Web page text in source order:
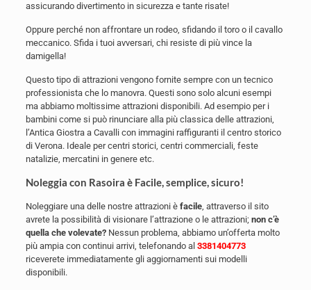
assicurando divertimento in sicurezza e tante risate!
Oppure perché non affrontare un rodeo, sfidando il toro o il cavallo
meccanico. Sfida i tuoi avversari, chi resiste di più vince la
damigella!
Questo tipo di attrazioni vengono fornite sempre con un tecnico
professionista che lo manovra. Questi sono solo alcuni esempi
ma abbiamo moltissime attrazioni disponibili. Ad esempio per i
bambini come si può rinunciare alla più classica delle attrazioni,
l’Antica Giostra a Cavalli con immagini raffiguranti il centro storico
di Verona. Ideale per centri storici, centri commerciali, feste
natalizie, mercatini in genere etc.
Noleggia con Rasoira è Facile, semplice, sicuro!
Noleggiare una delle nostre attrazioni è facile, attraverso il sito
avrete la possibilità di visionare l’attrazione o le attrazioni; non c’è
quella che volevate?Nessun problema, abbiamo un’offerta molto
più ampia con continui arrivi, telefonando al 3381404773
riceverete immediatamente gli aggiornamenti sui modelli
disponibili.